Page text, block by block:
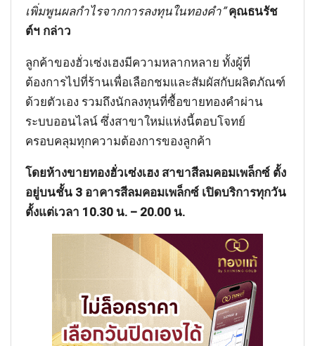
เพิ่มพูนผลกำไรจากการลงทุนในทองคำ” คุณธนรัช
ต์ฯ กล่าว
ลูกค้าของฮั่วเซ่งเฮงมีความหลากหลาย ทั้งผู้ที่
ต้องการไปที่ร้านเพื่อเลือกชมและสัมผัสกับผลิตภัณฑ์
ด้วยตัวเอง รวมถึงนักลงทุนที่ซื้อขายทองคำผ่าน
ระบบออนไลน์ ซึ่งสาขาใหม่แห่งนี้ตอบโจทย์
ครอบคลุมทุกความต้องการของลูกค้า
โดยห้างขายทองฮั่วเซ่งเฮง สาขาสีลมคอมเพล็กซ์ ตั้ง
อยู่บนชั้น 3 อาคารสีลมคอมเพล็กซ์ เปิดบริการทุกวัน
ตั้งแต่เวลา 10.30 น. – 20.00 น.